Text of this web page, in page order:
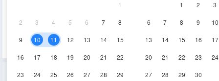
1
2 3 4 5 6 7 8
9 10 11 12 13 14 15
16 17 18 19 20 21 22
23 24 25 26 27 28 29
1
2 3
6 7 8 9 10
13 14 15 16 17
20 21 22 23 24
27 28 29 30
空調
大床房